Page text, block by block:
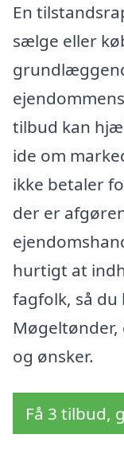
En
sælge eller
tilbud kan
ide om
ikke betaler
der er
hurtigt at
fagfolk, så
og ønsker.
Få 3 tilbud,